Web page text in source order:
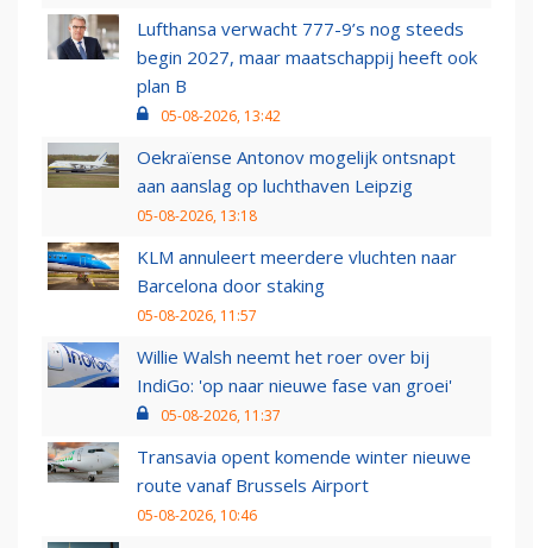
Lufthansa verwacht 777-9’s nog steeds
begin 2027, maar maatschappij heeft ook
plan B
05-08-2026, 13:42
Oekraïense Antonov mogelijk ontsnapt
aan aanslag op luchthaven Leipzig
05-08-2026, 13:18
KLM annuleert meerdere vluchten naar
Barcelona door staking
05-08-2026, 11:57
Willie Walsh neemt het roer over bij
IndiGo: 'op naar nieuwe fase van groei'
05-08-2026, 11:37
Transavia opent komende winter nieuwe
route vanaf Brussels Airport
05-08-2026, 10:46